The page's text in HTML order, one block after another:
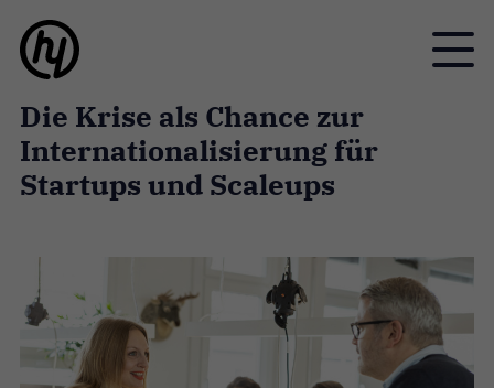
Toggle
Die Krise als Chance zur
Internationalisierung für
Startups und Scaleups